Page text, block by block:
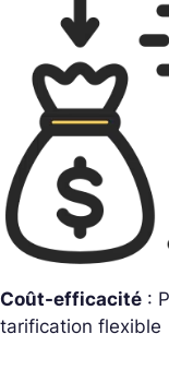
Coût-efficacité :
tarification flexible